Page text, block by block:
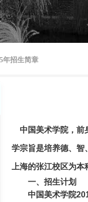
中国美术学院，前
学宗旨是培养德、智
上海的张江校区为
一、招生计划
中国美术学院
年招生简章